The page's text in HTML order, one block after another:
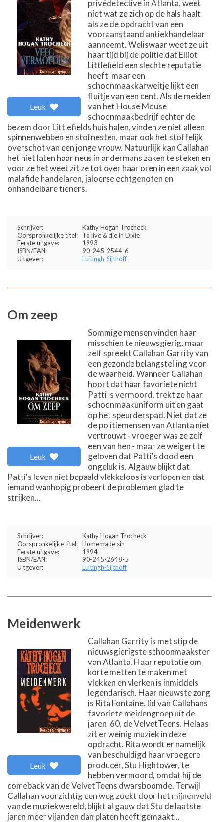
Leuk
privédetective in Atlanta, weet
niet wat ze zich op de hals haalt
als ze de opdracht van een
vooraanstaand antiekhandelaar
aanneemt. Weliswaar weet ze uit
haar tijd bij de politie dat Elliot
Littlefield een slechte reputatie
heeft, maar een
schoonmaakkarweitje lijkt een
fluitje van een cent. Als de meiden
van het House Mouse
schoonmaakbedrijf echter de
bezem door Littlefields huis halen, vinden ze niet alleen
spinnenwebben en stofnesten, maar ook het stoffelijk
overschot van een jonge vrouw. Natuurlijk kan Callahan
het niet laten haar neus in andermans zaken te steken en
voor ze het weet zit ze tot over haar oren in een zaak vol
malafide handelaren, jaloerse echtgenoten en
onhandelbare tieners.
Schrijver:
Kathy Hogan Trocheck
Oorspronkelijke titel:
To live & die in Dixie
Eerste uitgave:
1993
ISBN/EAN:
90-245-2544-6
Uitgever:
Luitingh-Sijthoff
Om zeep
Leuk
Sommige mensen vinden haar
misschien te nieuwsgierig, maar
zelf spreekt Callahan Garrity van
een gezonde belangstelling voor
de waarheid. Wanneer Callahan
hoort dat haar favoriete nicht
Patti is vermoord, trekt ze haar
schoonmaakuniform uit en gaat
op het speurderspad. Niet dat ze
de politiemensen van Atlanta niet
vertrouwt - vroeger was ze zelf
een van hen - maar ze weigert te
geloven dat Patti's dood een
ongeluk is. Algauw blijkt dat
Patti's leven niet bepaald vlekkeloos is verlopen en dat
iemand wanhopig probeert de problemen glad te
strijken...
Schrijver:
Kathy Hogan Trocheck
Oorspronkelijke titel: Homemade sin
Eerste uitgave:
1994
ISBN/EAN:
90-245-2648-5
Uitgever:
Luitingh-Sijthoff
Meidenwerk
Leuk
Callahan Garrity is met stip de
nieuwsgierigste schoonmaakster
van Atlanta. Haar reputatie om
korte metten te maken met
vlekken en vlerken is inmiddels
legendarisch. Haar nieuwste zorg
is Rita Fontaine, lid van Callahans
favoriete meidengroep uit de
jaren '60, de VelvetTeens. Helaas
zit er weinig muziek in deze
opdracht. Rita wordt er namelijk
van beschuldigd haar vroegere
producer, Stu Hightower, te
hebben vermoord, omdat hij de
comeback van de VelvetTeens dwarsboomde. Terwijl
Callahan voorzichtig een weg zoekt door het mijnenveld
van de muziekwereld, blijkt al gauw dat Stu de laatste
jaren meer vijanden dan platen heeft gemaakt...